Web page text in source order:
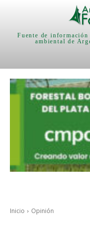
Fuente de
ambiental de
Inicio Opinión